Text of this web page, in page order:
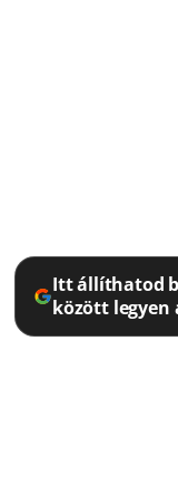
Itt állíthatod
között legyen